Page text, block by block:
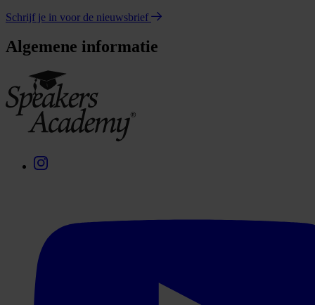
Schrijf je in voor de nieuwsbrief
Algemene informatie